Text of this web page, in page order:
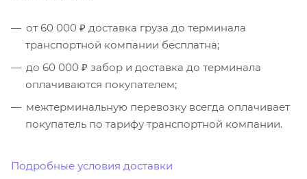
от 60 000 ₽ доставка груза до терминала
транспортной компании бесплатна;
до 60 000 ₽ забор и доставка до терминала
оплачиваются покупателем;
межтерминальную перевозку всегда оплачивает
покупатель по тарифу транспортной компании.
Подробные условия доставки